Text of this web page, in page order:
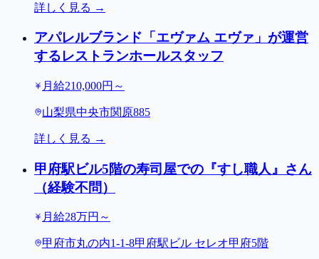
詳しく見る →
アパレルブランド「エヴァム エヴァ」が運営
するレストランホールスタッフ
月給210,000円～
山梨県中央市関原885
詳しく見る →
甲府駅ビル5階の寿司屋での『すし職人』さん
（経験不問）
月給28万円～
甲府市丸の内1-1-8甲府駅ビル セレオ甲府5階